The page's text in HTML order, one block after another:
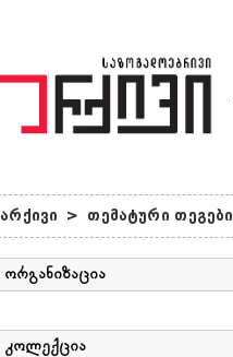
არქივი > თემატური თეგები
ორგანიზაცია
კოლექცია